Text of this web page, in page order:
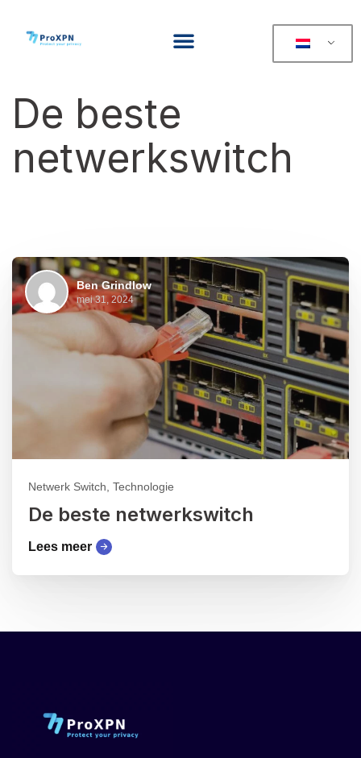
De beste
netwerkswitch
Ben Grindlow
mei 31, 2024
Netwerk Switch, Technologie
De beste netwerkswitch
Lees meer